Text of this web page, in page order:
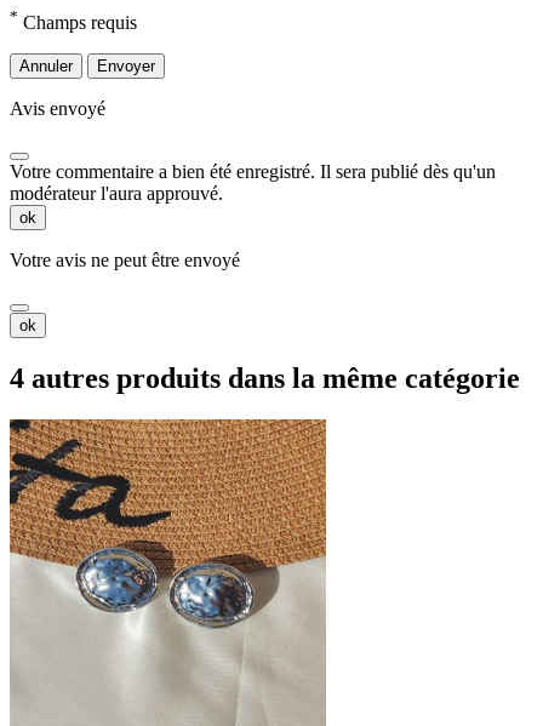
* Champs requis
Annuler Envoyer
Avis envoyé
Votre commentaire a bien été enregistré. Il sera publié dès qu'un
modérateur l'aura approuvé.
ok
Votre avis ne peut être envoyé
ok
4 autres produits dans la même catégorie